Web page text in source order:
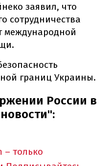
заявил, что
сотрудничества
международной
границ Украины.
России в
– только